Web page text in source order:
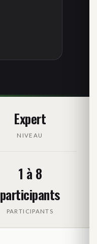
Expert
NIVEAU
1 à 8
participants
PARTICIPANTS